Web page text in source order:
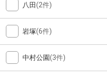
八田(2件)
岩塚(6件)
中村公園(3件)